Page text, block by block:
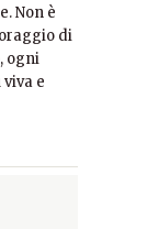
Non è
di
ogni
e